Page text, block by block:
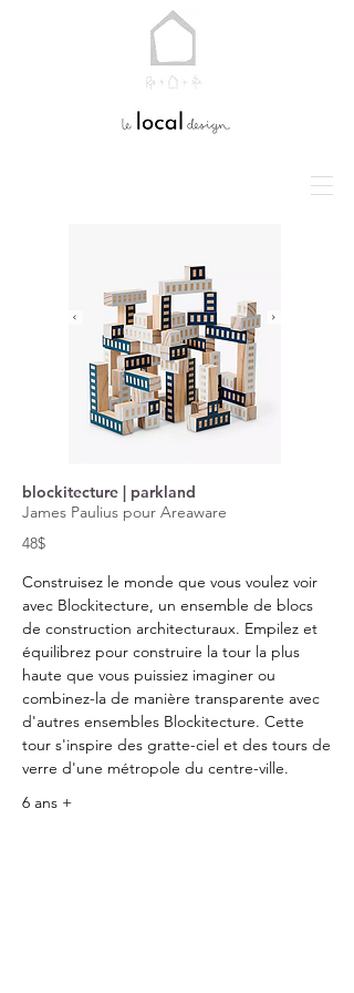
blockitecture | parkland
James Paulius pour Areaware
48$
Construisez le monde que vous voulez voir
avec Blockitecture, un ensemble de blocs
de construction architecturaux. Empilez et
équilibrez pour construire la tour la plus
haute que vous puissiez imaginer ou
combinez-la de manière transparente avec
d'autres ensembles Blockitecture. Cette
tour s'inspire des gratte-ciel et des tours de
verre d'une métropole du centre-ville.
6 ans +